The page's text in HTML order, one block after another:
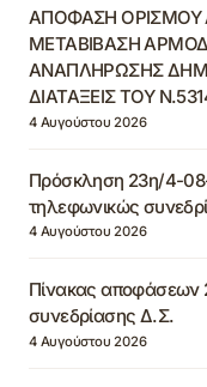
ΑΠΟΦΑΣΗ
ΜΕΤΑΒΙΒΑΣΗ
ΑΝΑΠΛΗΡΩΣΗΣ
ΔΙΑΤΑΞΕΙΣ ΤΟΥ
4 Αυγούστου 2026
Πρόσκληση 23η/4-
τηλεφωνικώς
4 Αυγούστου 2026
Πίνακας αποφάσεων
συνεδρίασης Δ.Σ.
4 Αυγούστου 2026